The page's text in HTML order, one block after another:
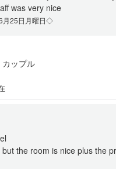
was very nice
月25日月曜日◇
カップル
the room is nice plus the